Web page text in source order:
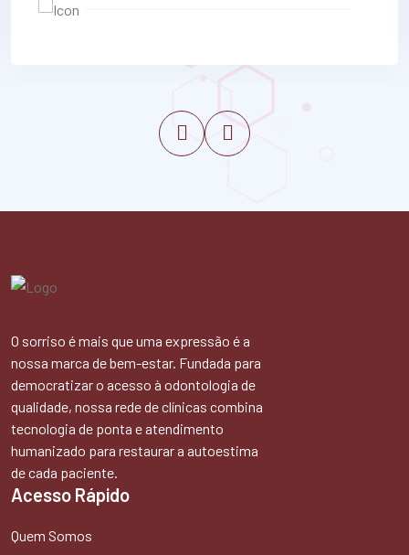
O sorriso é mais que uma expressão é a
nossa marca de bem-estar. Fundada para
democratizar o acesso à odontologia de
qualidade, nossa rede de clínicas combina
tecnologia de ponta e atendimento
humanizado para restaurar a autoestima
de cada paciente.
Acesso Rápido
Quem Somos